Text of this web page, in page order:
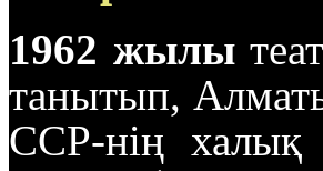
1962 жылы
танытып,
ССР-нің халық